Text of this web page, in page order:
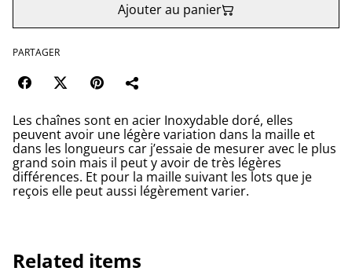
Ajouter au panier
PARTAGER
Les chaînes sont en acier Inoxydable doré, elles
peuvent avoir une légère variation dans la maille et
dans les longueurs car j’essaie de mesurer avec le plus
grand soin mais il peut y avoir de très légères
différences. Et pour la maille suivant les lots que je
reçois elle peut aussi légèrement varier.
Related items